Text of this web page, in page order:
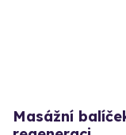
Masážní